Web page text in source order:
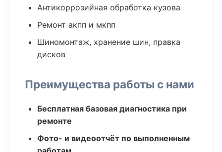
Антикоррозийная обработка кузова
Ремонт акпп и мкпп
Шиномонтаж, хранение шин, правка
дисков
Преимущества работы с нами
Бесплатная базовая диагностика при
ремонте
Фото- и видеоотчёт по выполненным